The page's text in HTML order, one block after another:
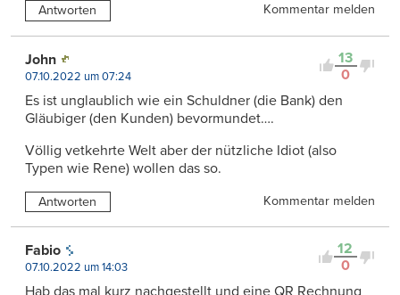
Antworten Kommentar melden
13
0
John
07.10.2022 um 07:24
Es ist unglaublich wie ein Schuldner (die Bank) den
Gläubiger (den Kunden) bevormundet….
Völlig vetkehrte Welt aber der nützliche Idiot (also
Typen wie Rene) wollen das so.
Antworten Kommentar melden
12
0
Fabio
07.10.2022 um 14:03